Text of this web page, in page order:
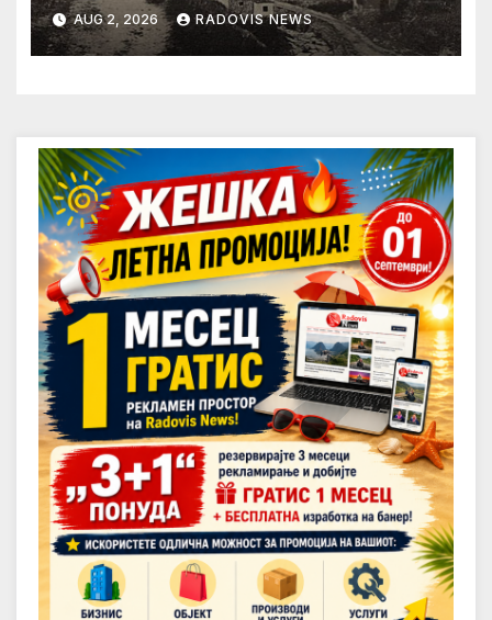
AUG 2, 2026 RADOVIS NEWS